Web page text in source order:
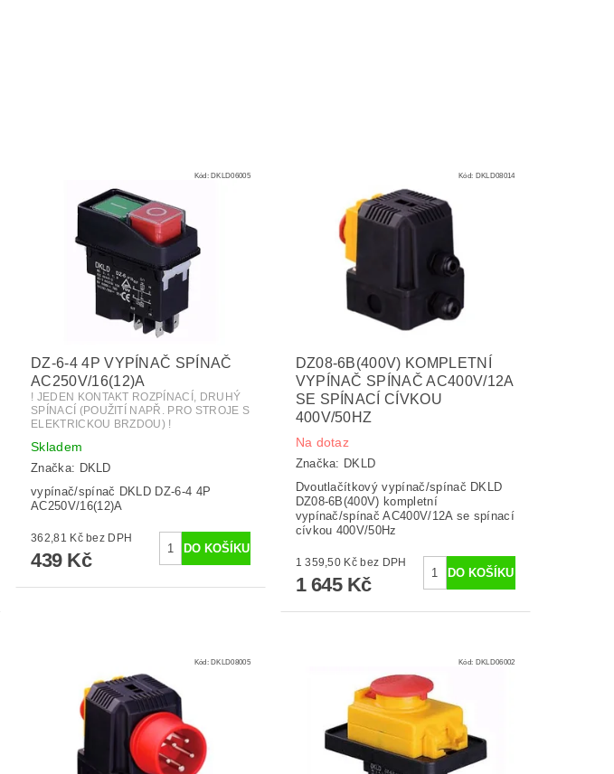
Kód:DKLD06005
DZ-6-4 4P VYPÍNAČ SPÍNAČ
AC250V/16(12)A
! JEDEN KONTAKT ROZPÍNACÍ, DRUHÝ
SPÍNACÍ (POUŽITÍ NAPŘ. PRO STROJE S
ELEKTRICKOU BRZDOU) !
Skladem
Značka: DKLD
vypínač/spínač DKLD DZ-6-4 4P
AC250V/16(12)A
362,81 Kč bez DPH
439 Kč
Kód: DKLD08014
DZ08-6B(400V) KOMPLETNÍ
VYPÍNAČ SPÍNAČ AC400V/12A
SE SPÍNACÍ CÍVKOU
400V/50HZ
Na dotaz
Značka: DKLD
Dvoutlačítkový vypínač/spínač DKLD
DZ08-6B(400V) kompletní
vypínač/spínač AC400V/12A se spínací
cívkou 400V/50Hz
1 359,50 Kč bez DPH
1 645 Kč
Kód:DKLD08005 Kód: DKLD06002